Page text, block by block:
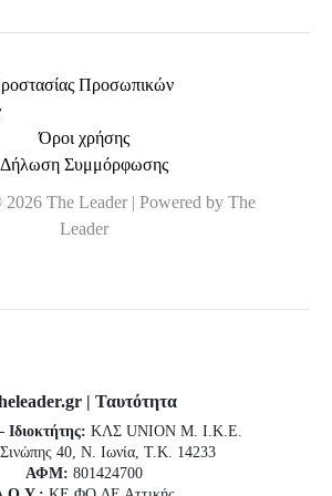
Προσωπικών
Όροι χρήσης
Δήλωση Συμμόρφωσης
The Leader | Powered by The
Leader
| Ταυτότητα
ΚΛΣ UNION Μ. Ι.Κ.Ε.
Σινώπης 40, Ν. Ιωνία, Τ.Κ. 14233
ΑΦΜ: 801424700